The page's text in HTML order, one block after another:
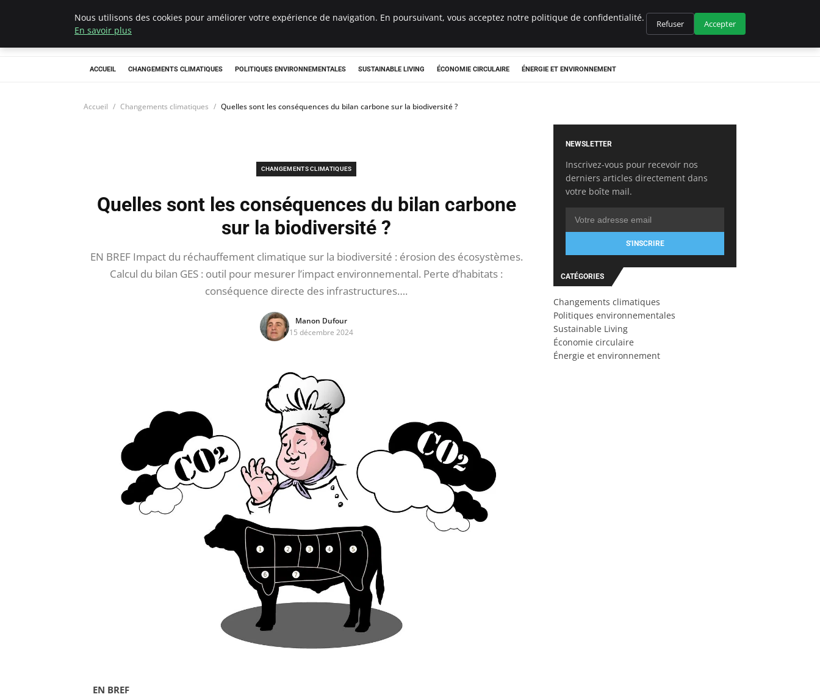
Climategatecountryclub.com
ACCUEIL CHANGEMENTS CLIMATIQUES POLITIQUES ENVIRONNEMENTALES SUSTAINABLE LIVING ÉCONOMIE CIRCULAIRE ÉNERGIE ET ENVIRONNEMENT
Accueil Changements climatiques Quelles sont les conséquences du bilan carbone sur la biodiversité ?
CHANGEMENTS CLIMATIQUES
Quelles sont les conséquences du bilan carbone
sur la biodiversité ?
EN BREF Impact du réchauffement climatique sur la biodiversité : érosion des écosystèmes.
Calcul du bilan GES : outil pour mesurer l’impact environnemental. Perte d’habitats :
conséquence directe des infrastructures….
Manon Dufour
15 décembre 2024
EN BREF
NEWSLETTER
Inscrivez-vous pour recevoir nos
derniers articles directement dans
votre boîte mail.
S'INSCRIRE
CATÉGORIES
Changements climatiques
Politiques environnementales
Sustainable Living
Économie circulaire
Énergie et environnement
Nous utilisons des cookies pour améliorer votre expérience de navigation. En poursuivant, vous acceptez notre politique de confidentialité.
En savoir plus
Refuser Accepter